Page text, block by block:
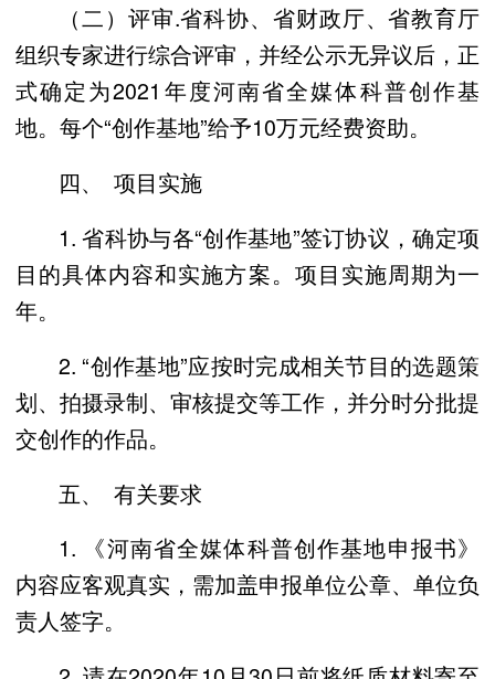
（二）评审.省科协、省财政厅、省教育厅
组织专家进行综合评审，并经公示无异议后，正
式确定为2021年度河南省全媒体科普创作基
地。每个“创作基地”给予10万元经费资助。
四、 项目实施
1. 省科协与各“创作基地”签订协议，确定项
目的具体内容和实施方案。项目实施周期为一
年。
2. “创作基地”应按时完成相关节目的选题策
划、拍摄录制、审核提交等工作，并分时分批提
交创作的作品。
五、 有关要求
1. 《河南省全媒体科普创作基地申报书》
内容应客观真实，需加盖申报单位公章、单位负
责人签字。